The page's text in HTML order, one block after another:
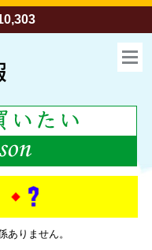
りません。